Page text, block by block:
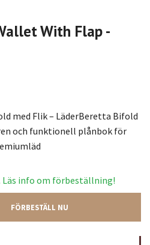
With Flap -
med Flik – LäderBeretta Bifold
och funktionell plånbok för
info om förbeställning!
FÖRBESTÄLL NU